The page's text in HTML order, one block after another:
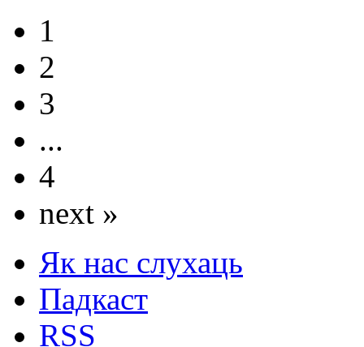
1
2
3
...
4
next »
Як нас слухаць
Падкаст
RSS